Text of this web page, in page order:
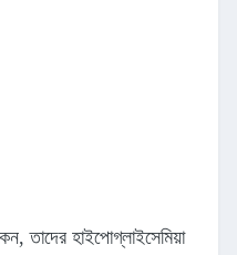
তাদের হাইপোগ্লাইসেমিয়া